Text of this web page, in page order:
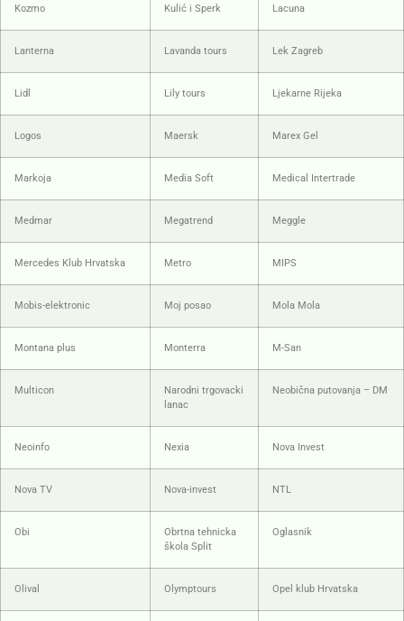
Kozmo Kulić i Sperk Lacuna
Lanterna Lavanda tours Lek Zagreb
Lidl Lily tours Ljekarne Rijeka
Logos Maersk Marex Gel
Markoja Media Soft Medical Intertrade
Medmar Megatrend Meggle
Mercedes Klub Hrvatska Metro MIPS
Mobis-elektronic Moj posao Mola Mola
Montana plus Monterra M-San
Multicon
Narodni trgovacki
lanac
Neobična putovanja – DM
Neoinfo Nexia Nova Invest
Nova TV Nova-invest NTL
Obi
Obrtna tehnicka
škola Split
Oglasnik
Olival Olymptours Opel klub Hrvatska